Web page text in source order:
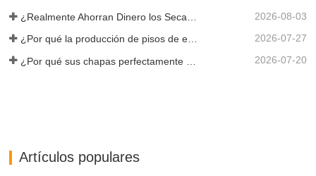
2026-08-03
¿Por qué la producción de pisos de eucalipto necesita un secador de chapas? 2026-07-27
2026-07-20
Artículos populares